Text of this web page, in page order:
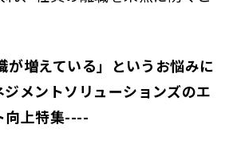
が増えている」というお悩みに
ジメントソリューションズのエ
向上特集----